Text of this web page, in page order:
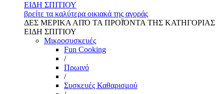
ΕΙΔΗ ΣΠΙΤΙΟΥ
βρείτε τα καλύτερα οικιακά της αγοράς
ΔΕΣ ΜΕΡΙΚΑ ΑΠΌ ΤΑ ΠΡΟΪΌΝΤΑ ΤΗΣ ΚΑΤΗΓΟΡΙΑΣ
ΕΙΔΗ ΣΠΙΤΙΟΥ
Μικροσυσκευές
Fun Cooking
/
Πρωινό
/
Συσκευές Καθαρισμού